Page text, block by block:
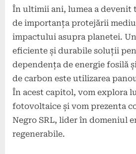
În ultimii ani, lumea a devenit
de importanța protejării
impactului asupra planetei.
eficiente și durabile soluții
dependența de energie fosilă
de carbon este utilizarea
În acest capitol, vom explora
fotovoltaice și vom prezenta
Negro SRL, lider în domeniul
regenerabile.